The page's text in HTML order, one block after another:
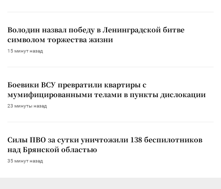
Володин назвал победу в Ленинградской битве
символом торжества жизни
15 минут назад
Боевики ВСУ превратили квартиры с
мумифицированными телами в пункты дислокации
23 минуты назад
Силы ПВО за сутки уничтожили 138 беспилотников
над Брянской областью
35 минут назад